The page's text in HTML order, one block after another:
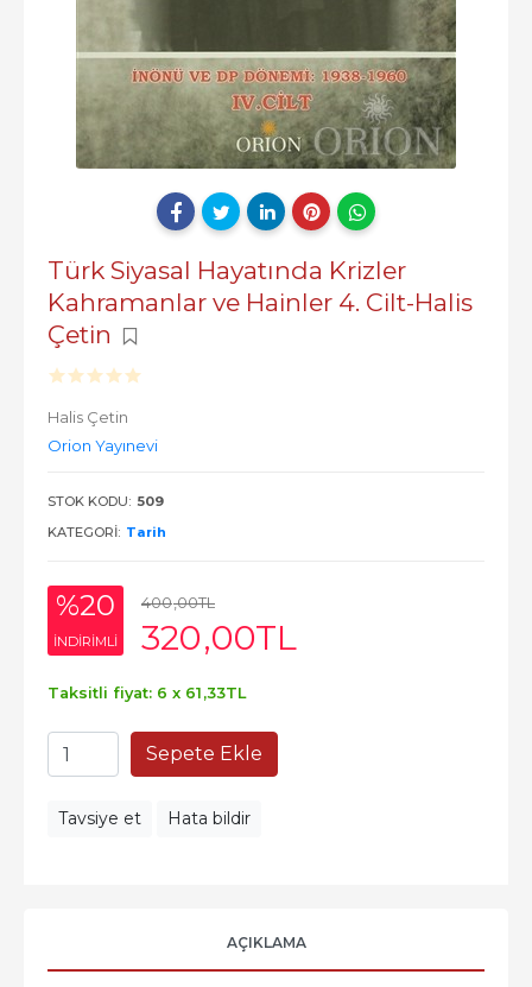
Türk Siyasal Hayatında Krizler
Kahramanlar ve Hainler 4. Cilt-Halis
Çetin
Halis Çetin
Orion Yayınevi
STOK KODU: 509
KATEGORI: Tarih
%20
INDIRIMLI
400,00TL
320,00TL
Taksitli fiyat: 6 x 61 ,33TL
Sepete Ekle
Tavsiye et Hata bildir
AÇIKLAMA